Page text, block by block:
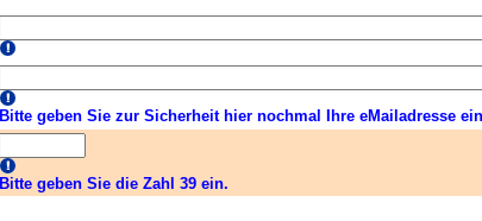
Bitte geben Sie zur Sicherheit hier nochmal Ihre eMailadresse
Bitte geben Sie die Zahl 39 ein.